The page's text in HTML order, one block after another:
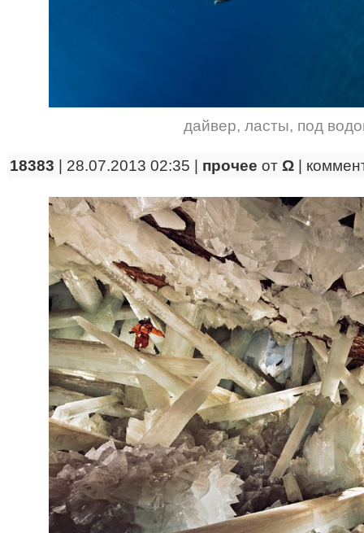
дайвер, ласты, под
18383 | 28.07.2013 02:35 | прочее от Ω